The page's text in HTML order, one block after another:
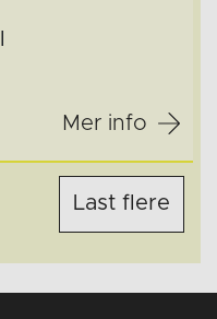
Mer info
Last flere